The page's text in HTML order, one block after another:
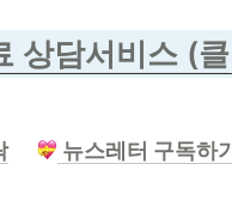
상담서비스 (클
뉴스레터 구독하기